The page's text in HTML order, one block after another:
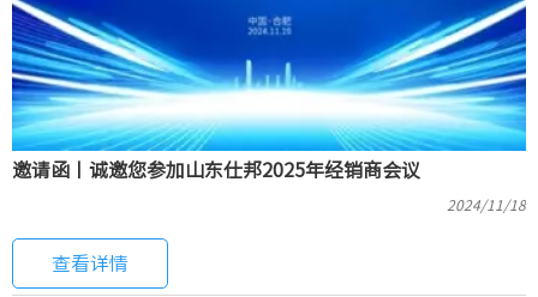
邀请函丨诚邀您参加山东仕邦2025年经销商会议
2024/11/18
查看详情